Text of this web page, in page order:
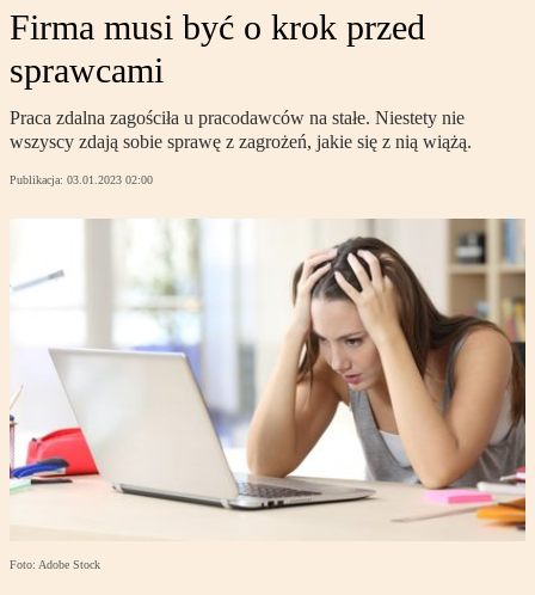
Firma musi być o krok przed
sprawcami
Praca zdalna zagościła u pracodawców na stałe. Niestety nie
wszyscy zdają sobie sprawę z zagrożeń, jakie się z nią wiążą.
Publikacja: 03.01.2023 02:00
Foto: Adobe Stock